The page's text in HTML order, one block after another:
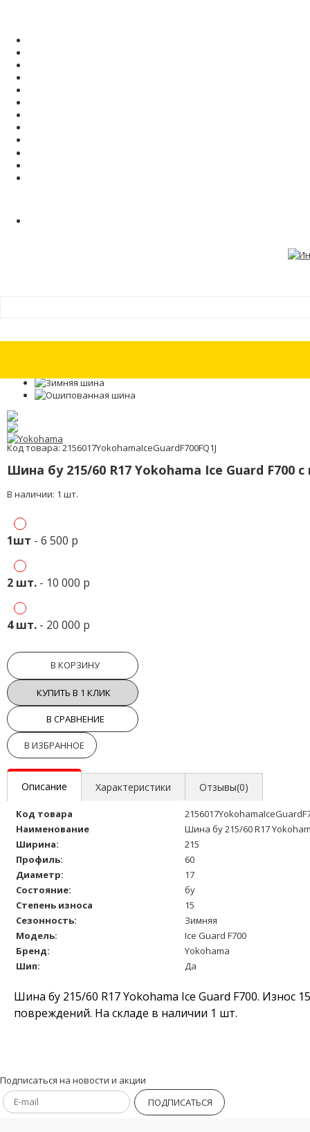
Код товара: 2156017YokohamaIceGuardF700FQ1J
Шина бу 215/60 R17 Yokohama Ice Guard F700
В наличии: 1 шт.
1шт - 6 500 р
2 шт. - 10 000 р
4 шт. - 20 000 р
В КОРЗИНУ
КУПИТЬ В 1 КЛИК
В СРАВНЕНИЕ
В ИЗБРАННОЕ
Описание Характеристики Отзывы(0)
Код товара
Наименование
Шина бу 215/60 R17
Ширина:
215
Профиль:
60
Диаметр:
17
Состояние:
бу
Степень износа
15
Сезонность:
Зимняя
Модель:
Ice Guard F700
Бренд:
Yokohama
Шип:
Да
Шина бу 215/60 R17 Yokohama Ice Guard F700. Износ
повреждений. На складе в наличии 1 шт.
Подписаться на новости и акции
ПОДПИСАТЬСЯ